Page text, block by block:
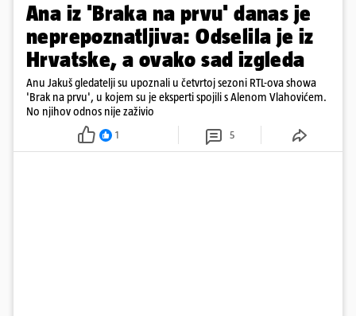
Ana iz 'Braka na prvu' danas je
neprepoznatljiva: Odselila je iz
Hrvatske, a ovako sad izgleda
Anu Jakuš gledatelji su upoznali u četvrtoj sezoni RTL-ova showa
'Brak na prvu', u kojem su je eksperti spojili s Alenom Vlahovićem.
No njihov odnos nije zaživio
1 5